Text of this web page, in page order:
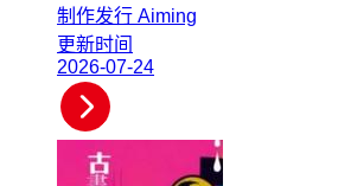
制作发行 Aiming
更新时间
2026-07-24